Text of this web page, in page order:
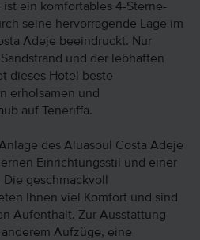
ist ein komfortables 4-Sterne-
seine hervorragende Lage im
Adeje beeindruckt. Nur
und der lebhaften
dieses Hotel beste
erholsamen und
auf Teneriffa.
des Aluasoul Costa Adeje
Einrichtungsstil und einer
geschmackvoll
Ihnen viel Komfort und sind
Aufenthalt. Zur Ausstattung
Aufzüge, eine